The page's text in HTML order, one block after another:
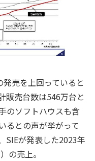
売を上回っていると
販売台数は546万台と
のソフトハウスも含
るとの声が挙がって
SIEが発表した2023年
の売上。